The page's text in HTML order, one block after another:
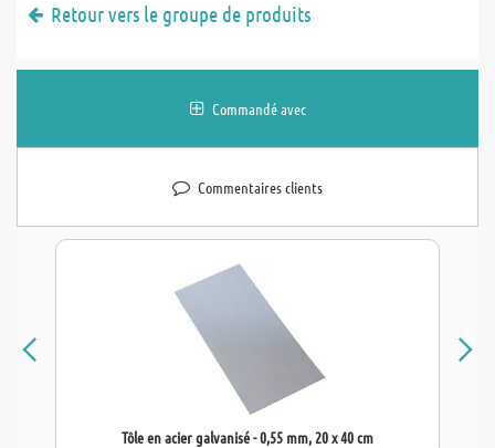
Retour vers le groupe de produits
Commandé avec
Commentaires clients
Tôle en acier galvanisé - 0,55 mm, 20 x 40 cm